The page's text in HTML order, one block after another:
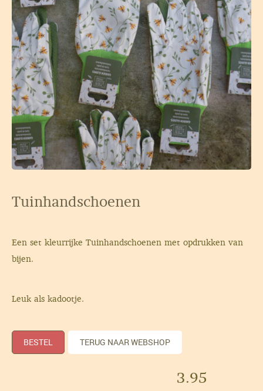
Tuinhandschoenen
Een set kleurrijke Tuinhandschoenen met opdrukken van
bijen.
Leuk als kadootje.
BESTEL TERUG NAAR WEBSHOP
3.95